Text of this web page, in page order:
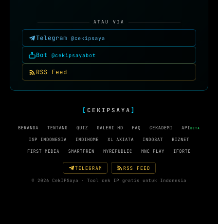
ATAU VIA
Telegram @cekipsaya
Bot @cekipsayabot
RSS Feed
[ CEKIPSAYA ]
BERANDA TENTANG QUIZ GALERI HD FAQ CEKADEMI APIBETA
ISP INDONESIA INDIHOME XL AXIATA INDOSAT
BIZNET
FIRST MEDIA
SMARTFREN MYREPUBLIC MNC PLAY IFORTE
TELEGRAM RSS FEED
© 2026 CekIPSaya · Tool cek IP gratis untuk Indonesia